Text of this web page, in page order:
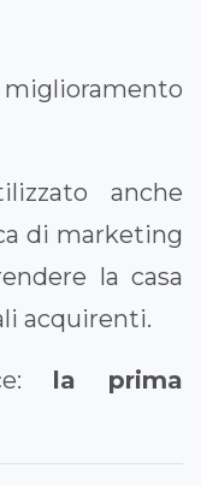
anche
di marketing
la casa
acquirenti.
la prima